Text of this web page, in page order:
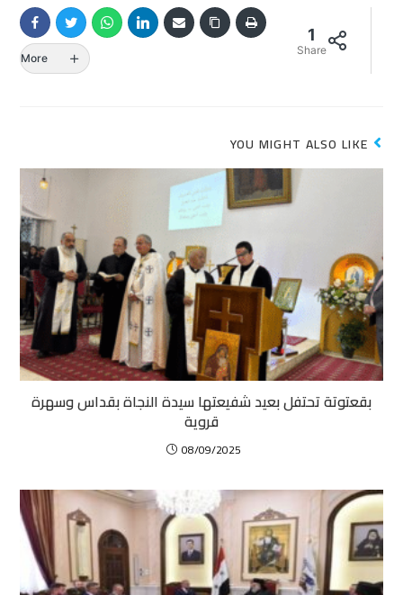
1
Share
More
YOU MIGHT ALSO LIKE
بقعتوتة تحتفل بعيد شفيعتها سيدة النجاة بقداس وسهرة
قروية
08/09/2025